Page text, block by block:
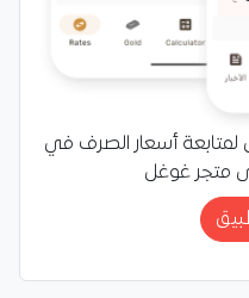
أسعار الصرف في
متجر غوغل